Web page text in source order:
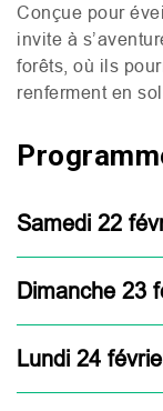
Conçue pour
invite à
forêts, où ils
renferment en
Samedi 22
Dimanche 23
Lundi 24